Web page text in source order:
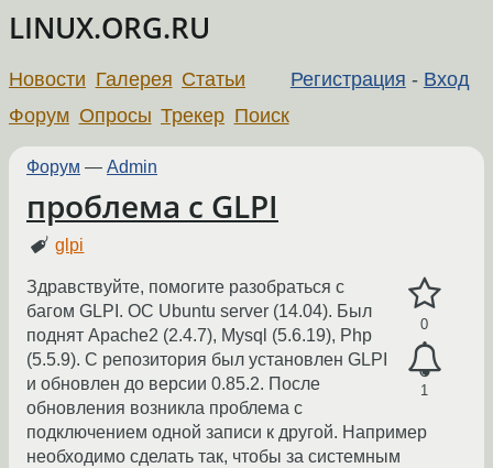
LINUX.ORG.RU
Регистрация - Вход
Новости Галерея Статьи
Форум Опросы Трекер Поиск
Форум — Admin
проблема с GLPI
glpi
0
1
Здравствуйте, помогите разобраться с
багом GLPI. ОС Ubuntu server (14.04). Был
поднят Apache2 (2.4.7), Mysql (5.6.19), Php
(5.5.9). С репозитория был установлен GLPI
и обновлен до версии 0.85.2. После
обновления возникла проблема с
подключением одной записи к другой. Например
необходимо сделать так, чтобы за системным